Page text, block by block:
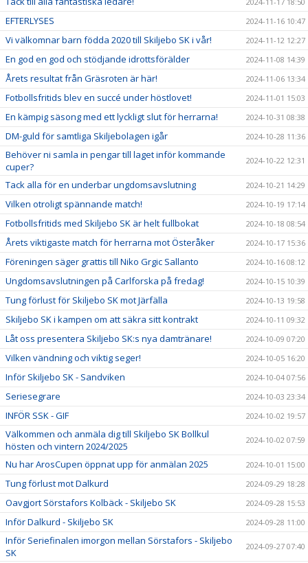
EFTERLYSES 2024-11-16 10:47
Vi välkomnar barn födda 2020 till Skiljebo SK i vår! 2024-11-12 12:27
En god en god och stödjande idrottsförälder 2024-11-08 14:39
Årets resultat från Gräsroten är här! 2024-11-06 13:34
Fotbollsfritids blev en succé under höstlovet! 2024-11-01 15:03
En kämpig säsong med ett lyckligt slut för herrarna! 2024-10-31 08:38
DM-guld för samtliga Skiljebolagen igår 2024-10-28 11:36
Behöver ni samla in pengar till laget inför kommande
cuper?
2024-10-22 12:31
Tack alla för en underbar ungdomsavslutning 2024-10-21 14:29
Vilken otroligt spännande match! 2024-10-19 17:14
Fotbollsfritids med Skiljebo SK är helt fullbokat 2024-10-18 08:54
Årets viktigaste match för herrarna mot Österåker 2024-10-17 15:36
Föreningen säger grattis till Niko Grgic Sallanto 2024-10-16 08:12
Ungdomsavslutningen på Carlforska på fredag! 2024-10-15 10:39
Tung förlust för Skiljebo SK mot Järfälla 2024-10-13 19:58
Skiljebo SK i kampen om att säkra sitt kontrakt 2024-10-11 09:32
Låt oss presentera Skiljebo SK:s nya damtränare! 2024-10-09 07:20
Vilken vändning och viktig seger! 2024-10-05 16:20
Inför Skiljebo SK - Sandviken 2024-10-04 07:56
Seriesegrare 2024-10-03 23:34
INFÖR SSK - GIF 2024-10-02 19:57
Välkommen och anmäla dig till Skiljebo SK Bollkul
hösten och vintern 2024/2025
2024-10-02 07:59
Nu har ArosCupen öppnat upp för anmälan 2025 2024-10-01 15:00
Tung förlust mot Dalkurd 2024-09-29 18:28
Oavgjort Sörstafors Kolbäck - Skiljebo SK 2024-09-28 15:53
Inför Dalkurd - Skiljebo SK 2024-09-28 11:00
Inför Seriefinalen imorgon mellan Sörstafors - Skiljebo
SK
2024-09-27 07:40